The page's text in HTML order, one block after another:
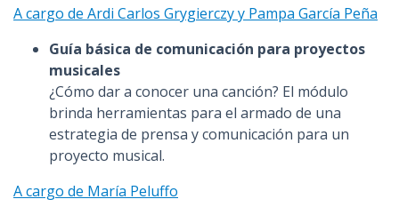
A cargo de Ardi Carlos Grygierczy y Pampa García Peña
Guía básica de comunicación para proyectos
musicales
¿Cómo dar a conocer una canción? El módulo
brinda herramientas para el armado de una
estrategia de prensa y comunicación para un
proyecto musical.
A cargo de María Peluffo